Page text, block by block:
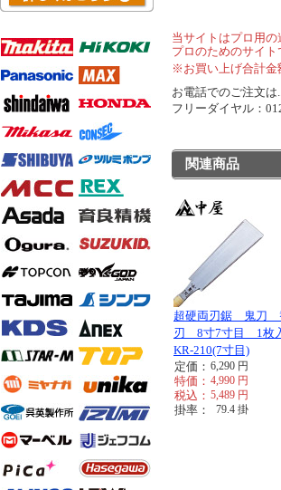
当サイトはプロ用
プロのためのサイト
※お買い上げ合計金
お電話でのご注文は
フリーダイヤル：
関連商品
超硬両刃鋸 鬼刀
刃 8寸7寸目 1枚
KR-210(7寸目)
定価： 6,290 円
特価： 4,990 円
税込： 5,489 円
掛率： 79.4 掛